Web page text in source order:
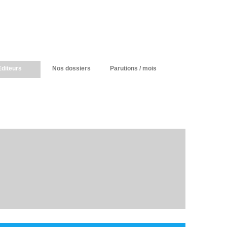
Nos dossiers Parutions / mois